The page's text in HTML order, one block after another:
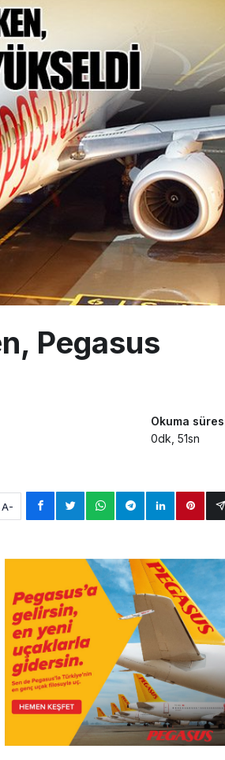
Yazıcıoğlu Kazası 19 yıl sonra sil
TL’ye ulaştı
Hızır kritik göreve getirildi
Pegasus
Okuma
0dk, 51sn
A-